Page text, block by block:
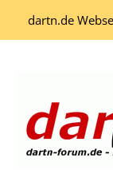
dartn.de